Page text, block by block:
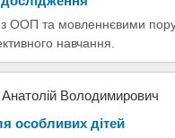
з ООП та мовленнєвими
навчання.
Володимирович
особливих дітей